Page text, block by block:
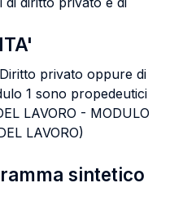
privato oppure di
1 sono propedeutici
LAVORO - MODULO
LAVORO)
sintetico